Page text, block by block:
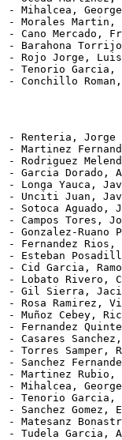
- Mihalcea,
Morales
Cano Mercado,
Barahona
- Rojo Jorge,
- Tenorio
- Renteria,
Martinez
- Garcia
- Longa
- Unciti
- Sotoca
Campos
Ruano
Rios,
Esteban
- Cid Garcia,
- Lobato
- Gil Sierra,
- Rosa
- Muñoz
Fernandez
Casares
Torres
- Martinez
Mihalcea,
- Tenorio
Sanchez
- Matesanz
- Tudela